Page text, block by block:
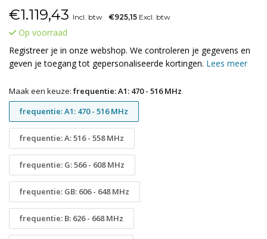
€1.119,43 Incl. btw €925,15 Excl. btw
Op voorraad
Registreer je in onze webshop. We controleren je gegevens en
geven je toegang tot gepersonaliseerde kortingen. Lees meer
Maak een keuze: frequentie: A1: 470 - 516 MHz
frequentie: A1: 470 - 516 MHz
frequentie: A: 516 - 558 MHz
frequentie: G: 566 - 608 MHz
frequentie: GB: 606 - 648 MHz
frequentie: B: 626 - 668 MHz